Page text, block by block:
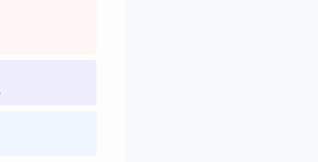
基礎問題を確実に
があります。途中